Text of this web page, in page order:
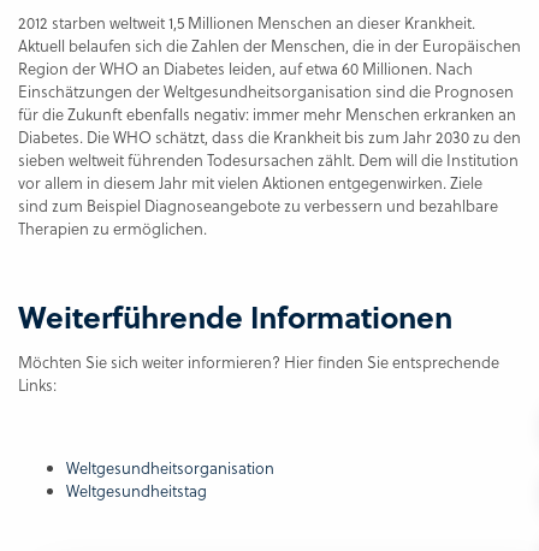
2012 starben weltweit 1,5 Millionen Menschen an dieser Krankheit.
Aktuell belaufen sich die Zahlen der Menschen, die in der Europäischen
Region der WHO an Diabetes leiden, auf etwa 60 Millionen. Nach
Einschätzungen der Weltgesundheitsorganisation sind die Prognosen
für die Zukunft ebenfalls negativ: immer mehr Menschen erkranken an
Diabetes. Die WHO schätzt, dass die Krankheit bis zum Jahr 2030 zu den
sieben weltweit führenden Todesursachen zählt. Dem will die Institution
vor allem in diesem Jahr mit vielen Aktionen entgegenwirken. Ziele
sind zum Beispiel Diagnoseangebote zu verbessern und bezahlbare
Therapien zu ermöglichen.
Weiterführende Informationen
Möchten Sie sich weiter informieren? Hier finden Sie entsprechende
Links:
Weltgesundheitsorganisation
Weltgesundheitstag